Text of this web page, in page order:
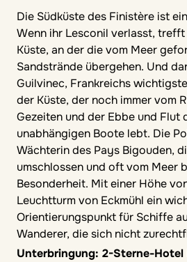
Die Südküste des Finistère ist
Wenn ihr Lesconil verlasst,
Küste, an der die vom Meer
Sandstrände übergehen. Und
Guilvinec, Frankreichs
der Küste, der noch immer vom
Gezeiten und der Ebbe und Flut
unabhängigen Boote lebt. Die
Wächterin des Pays Bigouden,
umschlossen und oft vom Meer
Besonderheit. Mit einer Höhe
Leuchtturm von Eckmühl ein
Orientierungspunkt für Schiffe
Wanderer, die sich nicht
Unterbringung: 2-Sterne-